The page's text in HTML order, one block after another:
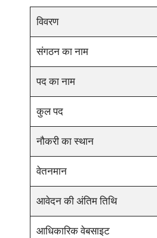
विवरण
संगठन का नाम
पद का नाम
कुल पद
नौकरी का स्थान
वेतनमान
आवेदन की अंतिम तिथि
आधिकारिक वेबसाइट